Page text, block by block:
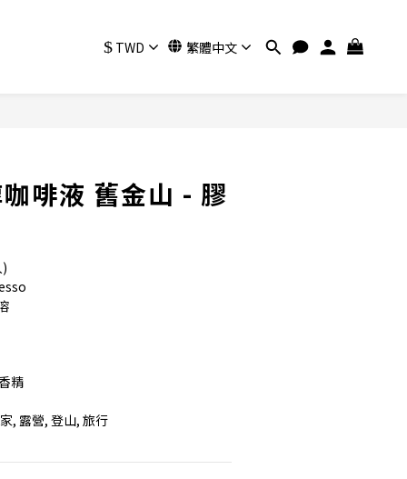
$ TWD 繁體中文
啡液 舊金山 - 膠
精
, 露營, 登山, 旅行